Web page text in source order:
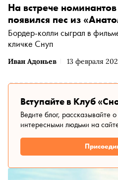
Иван Адоньев 13 февраля
На встрече
появился пес из
Бордер-колли сыграл в
кличке Снуп
Вступайте в Клуб
Ведите блог, рассказывайте
интересными людьми на